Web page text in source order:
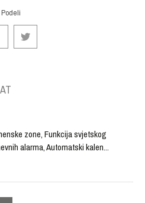
Podeli
zone, Funkcija svjetskog
alarma, Automatski kalen...